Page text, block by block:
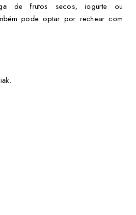
de frutos secos, iogurte ou
pode optar por rechear com